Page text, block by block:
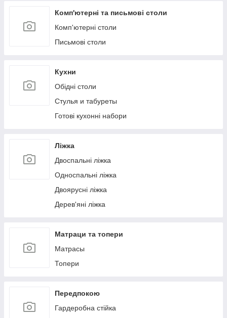
Комп'ютерні та письмові столи
Комп'ютерні столи
Письмові столи
Кухни
Обідні столи
Стулья и табуреты
Готові кухонні набори
Ліжка
Двоспальні ліжка
Односпальні ліжка
Двоярусні ліжка
Дерев'яні ліжка
Матраци та топери
Матрасы
Топери
Передпокою
Гардеробна стійка